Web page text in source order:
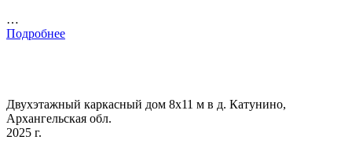
…
Подробнее
Двухэтажный каркасный дом 8х11 м в д. Катунино,
Архангельская обл.
2025 г.